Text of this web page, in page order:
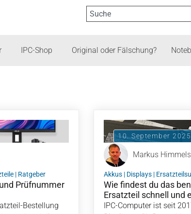
IPC-Shop Original oder Fälschung?
| Ratgeber
Prüfnummer
Bestellung
10. September 2025
Markus
Akkus | Displays |
Wie findest du das
Ersatzteil schnell und
IPC-Computer ist seit